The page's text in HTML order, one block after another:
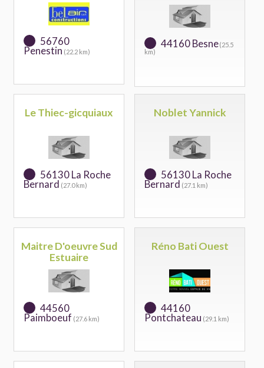
56760
Penestin (22.2 km)
44160 Besne(25.5
km)
Le Thiec-gicquiaux
56130 La Roche
Bernard (27.0 km)
Noblet Yannick
56130 La Roche
Bernard (27.1 km)
Maitre D'oeuvre Sud
Estuaire
44560
Paimboeuf (27.6 km)
Réno Bati Ouest
44160
Pontchateau (29.1 km)